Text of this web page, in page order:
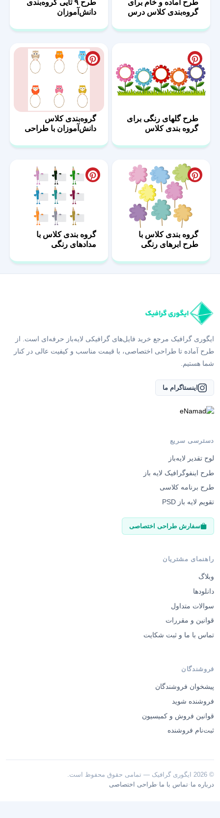
طرح آماده و خام برای
گروه‌بندی کلاس درس
طرح ۹ تایی گروه‌بندی
دانش‌آموزان
طرح گلهای رنگی برای
گروه بندی کلاس
گروه‌بندی کلاس
دانش‌آموزان با طراحی
گروه بندی کلاس با
طرح ابرهای رنگی
گروه بندی کلاس با
مدادهای رنگی
ایگوری گرافیک مرجع خرید فایل‌های گرافیکی لایه‌باز حرفه‌ای است. از
طرح آماده تا طراحی اختصاصی، با قیمت مناسب و کیفیت عالی در کنار
شما هستیم.
اینستاگرام ما
دسترسی سریع
لوح تقدیر لایه‌باز
طرح اینفوگرافیک لایه باز
طرح برنامه کلاسی
تقویم لایه باز PSD
سفارش طراحی اختصاصی
راهنمای مشتریان
وبلاگ
دانلودها
سوالات متداول
قوانین و مقررات
تماس با ما و ثبت شکایت
فروشندگان
پیشخوان فروشندگان
فروشنده شوید
قوانین فروش و کمیسیون
ثبت‌نام فروشنده
© 2026 ایگوری گرافیک — تمامی حقوق محفوظ است.
درباره ما ·تماس با ما ·طراحی اختصاصی